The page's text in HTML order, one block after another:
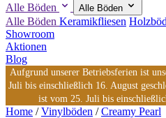
Alle Böden
Alle Böden
Alle Böden Keramikfliesen
Showroom
Aktionen
Blog
Aufgrund unserer Betriebsferien ist
Juli bis einschließlich 16. August
ist vom 25. Juli bis
Home /Vinylböden /Creamy Pearl